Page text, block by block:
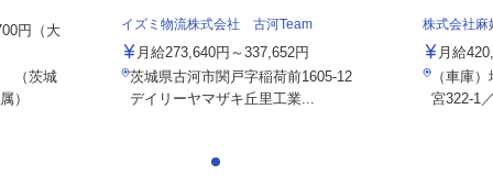
円（大
（茨城
）
イズミ物流株式会社 古河Team
月給273,640円～337,652円
茨城県古河市関戸字稲荷前1605-12
デイリーヤマザキ丘里工業...
株式会社麻
月給
（車庫）
宮322-1